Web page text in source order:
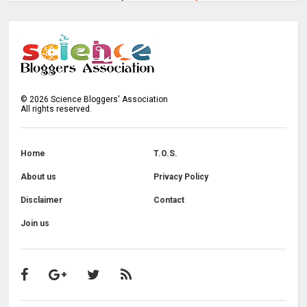
©2026 Science Bloggers' Association
All rights reserved.
Home T.O.S.
About us Privacy Policy
Disclaimer Contact
Join us